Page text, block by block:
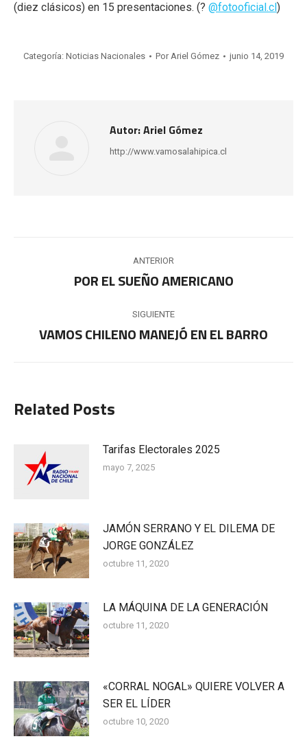
(diez clásicos) en 15 presentaciones. (? @fotooficial.cl)
Categoría: Noticias Nacionales PorAriel Gómez junio 14, 2019
Autor:Ariel Gómez
http://www.vamosalahipica.cl
publicaciones
ANTERIOR
Publicación
POR EL SUEÑO AMERICANO
SIGUIENTE
Publicación
VAMOS CHILENO MANEJÓ EN EL BARRO
Related Posts
Tarifas Electorales 2025
mayo 7, 2025
JAMÓN SERRANO Y EL DILEMA DE
JORGE GONZÁLEZ
octubre 11, 2020
LA MÁQUINA DE LA GENERACIÓN
octubre 11, 2020
«CORRAL NOGAL» QUIERE VOLVER A
SER EL LÍDER
octubre 10, 2020